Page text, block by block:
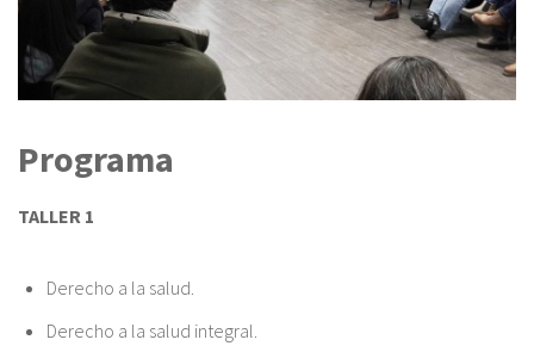
Programa
TALLER 1
Derecho a la salud.
Derecho a la salud integral.